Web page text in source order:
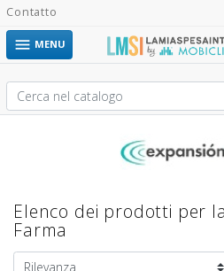
Contatto
 MENU
Elenco dei prodotti per
Farma